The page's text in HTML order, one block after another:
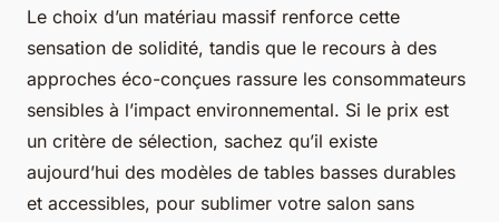
Le choix d’un matériau massif renforce cette
sensation de solidité, tandis que le recours à des
approches éco-conçues rassure les consommateurs
sensibles à l’impact environnemental. Si le prix est
un critère de sélection, sachez qu’il existe
aujourd’hui des modèles de tables basses durables
et accessibles, pour sublimer votre salon sans